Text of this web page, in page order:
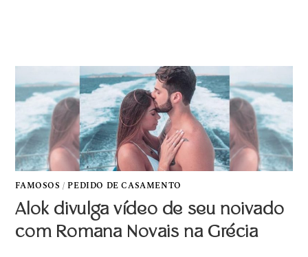
FAMOSOS /PEDIDO DE CASAMENTO
Alok divulga vídeo de seu noivado
com Romana Novais na Grécia